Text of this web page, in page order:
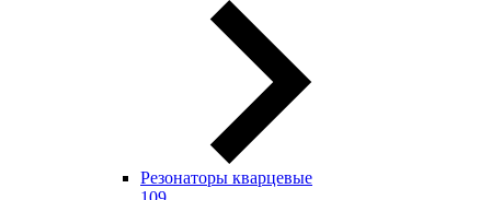
Резонаторы кварцевые